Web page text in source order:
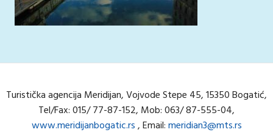
Turistička agencija Meridijan, Vojvode Stepe 45, 15350 Bogatić,
Tel/Fax: 015/ 77-87-152, Mob: 063/ 87-555-04,
www.meridijanbogatic.rs, Email:meridian3@mts.rs